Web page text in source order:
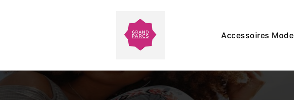
Accessoires Mode